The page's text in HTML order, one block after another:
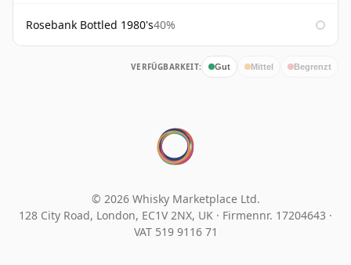
Rosebank Bottled 1980's40%
VERFÜGBARKEIT: Gut Mittel Begrenzt
© 2026 Whisky Marketplace Ltd.
128 City Road, London, EC1V 2NX, UK · Firmennr. 17204643 ·
VAT 519 9116 71